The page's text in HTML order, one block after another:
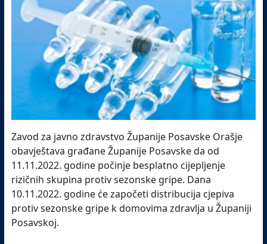
Zavod za javno zdravstvo Županije Posavske Orašje
obavještava građane Županije Posavske da od
11.11.2022. godine počinje besplatno cijepljenje
rizičnih skupina protiv sezonske gripe. Dana
10.11.2022. godine će započeti distribucija cjepiva
protiv sezonske gripe k domovima zdravlja u Županiji
Posavskoj.